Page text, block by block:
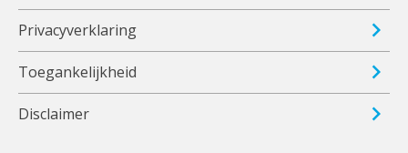
Privacyverklaring
Toegankelijkheid
Disclaimer